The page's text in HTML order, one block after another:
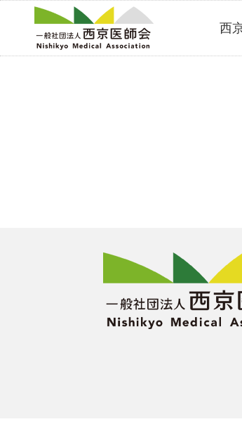
content
西